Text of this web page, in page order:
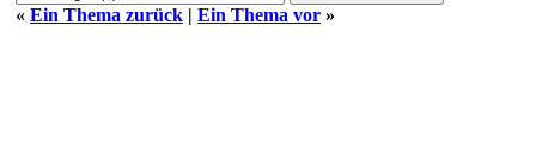
« Ein Thema zurück | Ein Thema vor »